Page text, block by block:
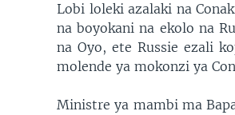
Lobi loleki azalaki na
na boyokani na ekolo na
na Oyo, ete Russie ezali
molende ya mokonzi ya
Ministre ya mambi ma